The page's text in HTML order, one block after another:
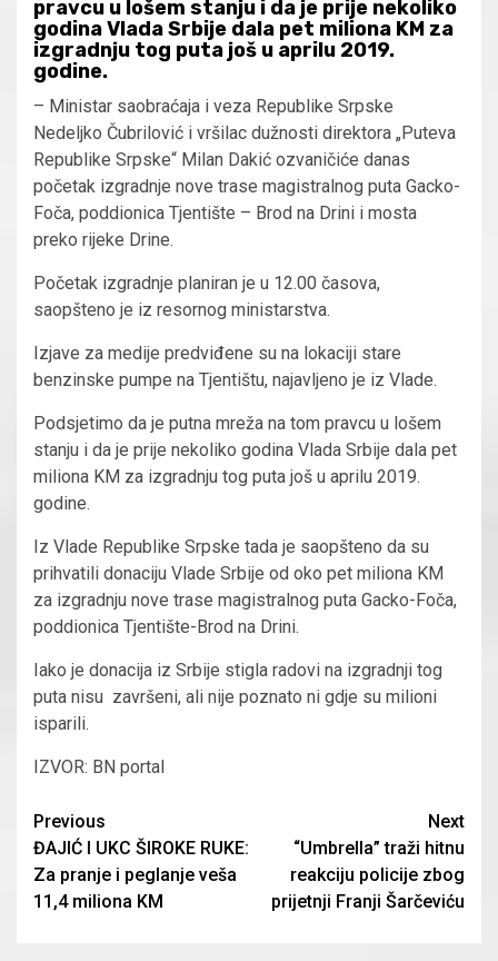
pravcu u lošem stanju i da je prije nekoliko
godina Vlada Srbije dala pet miliona KM za
izgradnju tog puta još u aprilu 2019.
godine.
– Ministar saobraćaja i veza Republike Srpske
Nedeljko Čubrilović i vršilac dužnosti direktora „Puteva
Republike Srpske“ Milan Dakić ozvaničiće danas
početak izgradnje nove trase magistralnog puta Gacko-
Foča, poddionica Tjentište – Brod na Drini i mosta
preko rijeke Drine.
Početak izgradnje planiran je u 12.00 časova,
saopšteno je iz resornog ministarstva.
Izjave za medije predviđene su na lokaciji stare
benzinske pumpe na Tjentištu, najavljeno je iz Vlade.
Podsjetimo da je putna mreža na tom pravcu u lošem
stanju i da je prije nekoliko godina Vlada Srbije dala pet
miliona KM za izgradnju tog puta još u aprilu 2019.
godine.
Iz Vlade Republike Srpske tada je saopšteno da su
prihvatili donaciju Vlade Srbije od oko pet miliona KM
za izgradnju nove trase magistralnog puta Gacko-Foča,
poddionica Tjentište-Brod na Drini.
Iako je donacija iz Srbije stigla radovi na izgradnji tog
puta nisu završeni, ali nije poznato ni gdje su milioni
isparili.
IZVOR: BN portal
Continue
Reading
Previous
ĐAJIĆ I UKC ŠIROKE RUKE:
Za pranje i peglanje veša
11,4 miliona KM
Next
“Umbrella” traži hitnu
reakciju policije zbog
prijetnji Franji Šarčeviću